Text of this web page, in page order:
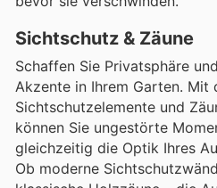
Sichtschutz & Zäune
Schaffen Sie Privatsphäre
Akzente in Ihrem Garten. Mit
Sichtschutzelemente und
können Sie ungestörte
gleichzeitig die Optik Ihres
Ob moderne